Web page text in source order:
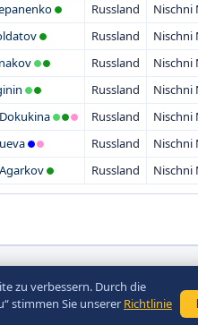
Russland
Nischni
Russland
Nischni
Russland
Nischni
Russland
Nischni
Russland
Nischni
Russland
Nischni
Russland Nischni
zu verbessern. Durch die
stimmen Sie unserer Richtlinie